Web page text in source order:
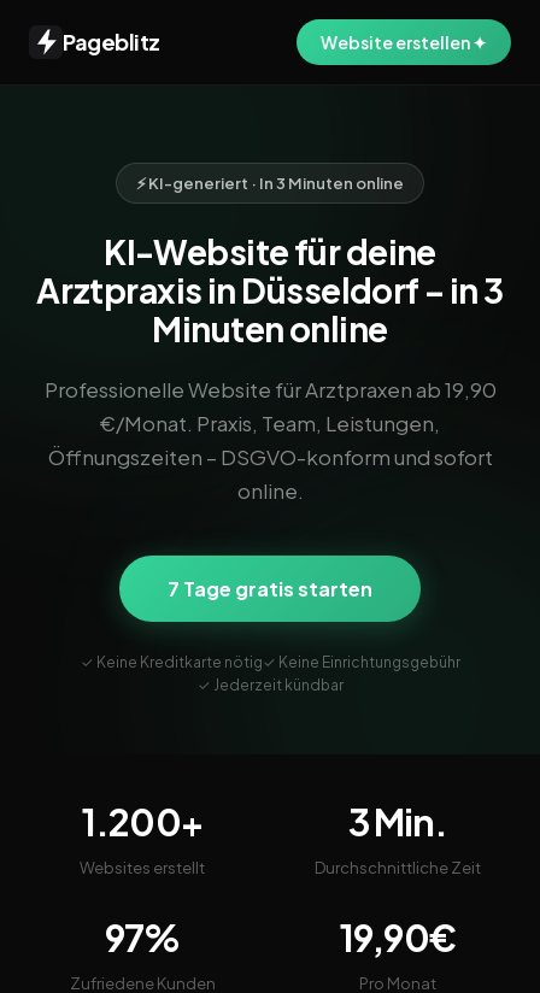
Pageblitz Website erstellen ✦
⚡ KI-generiert · In 3 Minuten online
KI-Website für deine
Arztpraxis in Düsseldorf – in 3
Minuten online
Professionelle Website für Arztpraxen ab 19,90
€/Monat. Praxis, Team, Leistungen,
Öffnungszeiten – DSGVO-konform und sofort
online.
7 Tage gratis starten
✓ Keine Kreditkarte nötig✓ Keine Einrichtungsgebühr
✓ Jederzeit kündbar
1.200+
Websites erstellt
3 Min.
Durchschnittliche Zeit
97%
Zufriedene Kunden
19,90€
Pro Monat